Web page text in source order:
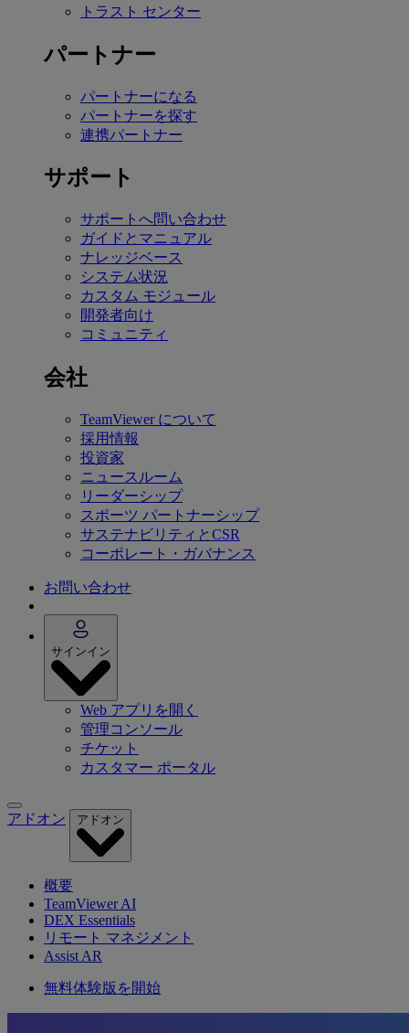
トラスト センター
パートナー
パートナーになる
パートナーを探す
連携パートナー
サポート
サポートへ問い合わせ
ガイドとマニュアル
ナレッジベース
システム状況
カスタム モジュール
開発者向け
コミュニティ
会社
TeamViewer について
採用情報
投資家
ニュースルーム
リーダーシップ
スポーツ パートナーシップ
サステナビリティとCSR
コーポレート・ガバナンス
お問い合わせ
サインイン
Web アプリを開く
管理コンソール
チケット
カスタマー ポータル
アドオン アドオン
概要
TeamViewer AI
DEX Essentials
リモート マネジメント
Assist AR
無料体験版を開始